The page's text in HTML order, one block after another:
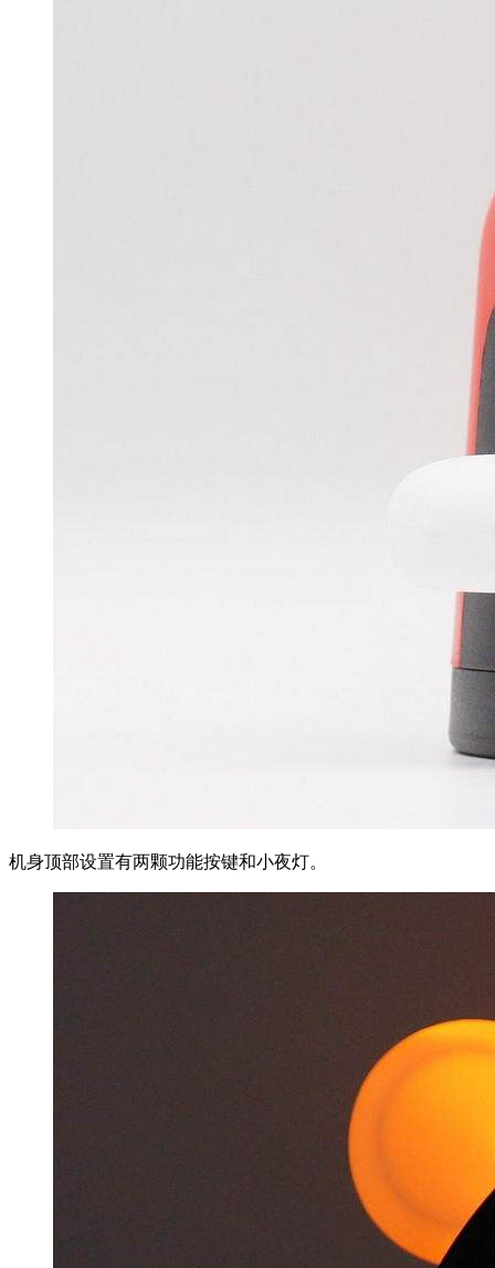
机身顶部设置有两颗功能按键和小夜灯。